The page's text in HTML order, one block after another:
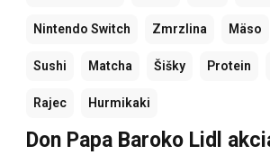
Nintendo Switch Zmrzlina Mäso
Sushi Matcha Šišky Protein
Rajec Hurmikaki
Don Papa Baroko Lidl